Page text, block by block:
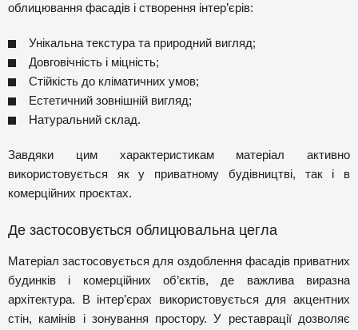
облицювання фасадів і створення інтер’єрів:
Унікальна текстура та природний вигляд;
Довговічність і міцність;
Стійкість до кліматичних умов;
Естетичний зовнішній вигляд;
Натуральний склад.
Завдяки цим характеристикам матеріал активно
використовується як у приватному будівництві, так і в
комерційних проєктах.
Де застосовується облицювальна цегла
Матеріал застосовується для оздоблення фасадів приватних
будинків і комерційних об’єктів, де важлива виразна
архітектура. В інтер’єрах використовується для акцентних
стін, камінів і зонування простору. У реставрації дозволяє